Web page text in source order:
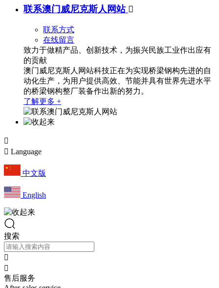
联系澳门威尼克斯人网站 
联系方式
在线留言
致力于做精产品、创新技术，为振兴民族工业作出应有
的贡献
澳门威尼克斯人网站科技正在为实现桥梁钢构先进的自
动化生产，为用户提供高效、节能并具有世界先进水平
的桥梁钢构整厂装备作出新的努力。
了解更多 +

 Language
中文版
English
搜索


售后服务